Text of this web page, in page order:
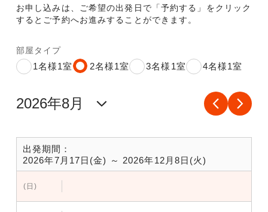
お申し込みは、ご希望の出発日で「予約する」をクリック
するとご予約へお進みすることができます。
部屋タイプ
1名様1室 2名様1室 3名様1室 4名様1室
出発期間：
2026年7月17日(金) ～ 2026年12月8日(火)
(日)